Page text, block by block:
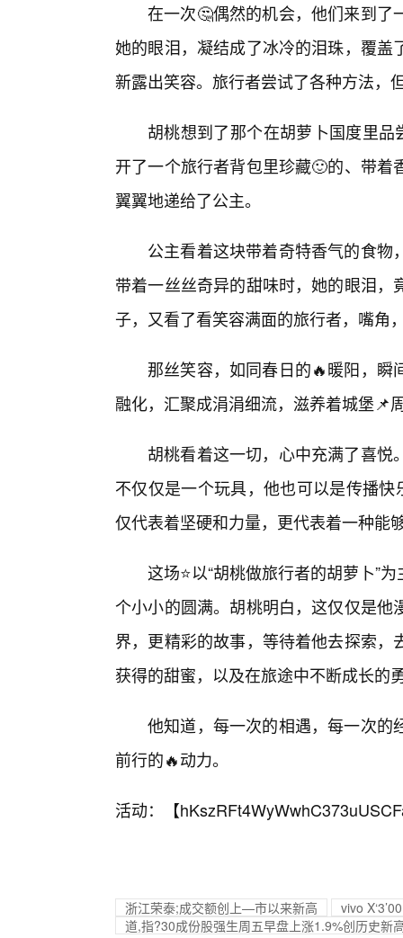
在一次🤔偶然的机会，他们来到了
她的眼泪，凝结成了冰冷的泪珠，覆
新露出笑容。旅行者尝试了各种方法，
胡桃想到了那个在胡萝卜国度里品
开了一个旅行者背包里珍藏🙂的、带
翼翼地递给了公主。
公主看着这块带着奇特香气的食
带着一丝丝奇异的甜味时，她的眼泪
子，又看了看笑容满面的旅行者，嘴角
那丝笑容，如同春日的🔥暖阳，
融化，汇聚成涓涓细流，滋养着城堡📌
胡桃看着这一切，心中充满了喜
不仅仅是一个玩具，他也可以是传播
仅代表着坚硬和力量，更代表着一种能
这场⭐以“胡桃做旅行者的胡萝卜”
个小小的圆满。胡桃明白，这仅仅是
界，更精彩的故事，等待着他去探索
获得的甜蜜，以及在旅途中不断成长的
他知道，每一次的相遇，每一次的
前行的🔥动力。
活动：【
浙江荣泰;成交额创上—市以来新高
vivo
道,指?30成份股强生周五早盘上涨1.9%创历史新